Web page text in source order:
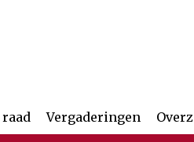
raad Vergaderingen